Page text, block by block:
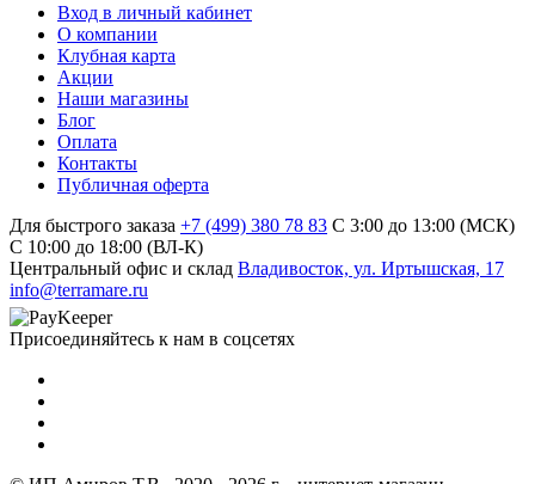
Вход в личный кабинет
О компании
Клубная карта
Акции
Наши магазины
Блог
Оплата
Контакты
Публичная оферта
Для быстрого заказа +7 (499) 380 78 83 С 3:00 до 13:00 (МСК)
C 10:00 до 18:00 (ВЛ-К)
Центральный офис и склад Владивосток, ул. Иртышская, 17
info@terramare.ru
Присоединяйтесь к нам в соцсетях